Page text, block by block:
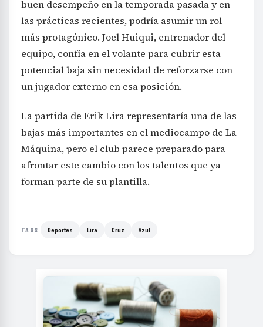
buen desempeño en la temporada pasada y en
las prácticas recientes, podría asumir un rol
más protagónico. Joel Huiqui, entrenador del
equipo, confía en el volante para cubrir esta
potencial baja sin necesidad de reforzarse con
un jugador externo en esa posición.
La partida de Erik Lira representaría una de las
bajas más importantes en el mediocampo de La
Máquina, pero el club parece preparado para
afrontar este cambio con los talentos que ya
forman parte de su plantilla.
TAGS Deportes Lira Cruz Azul